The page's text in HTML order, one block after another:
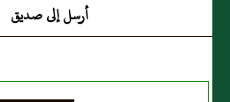
أرسل إلى صديق